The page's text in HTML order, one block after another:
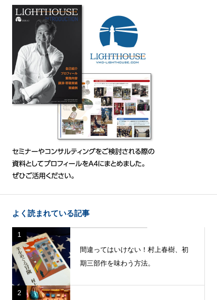
よく読まれている記事
1
間違ってはいけない！村上春樹、初
期三部作を味わう方法。
2